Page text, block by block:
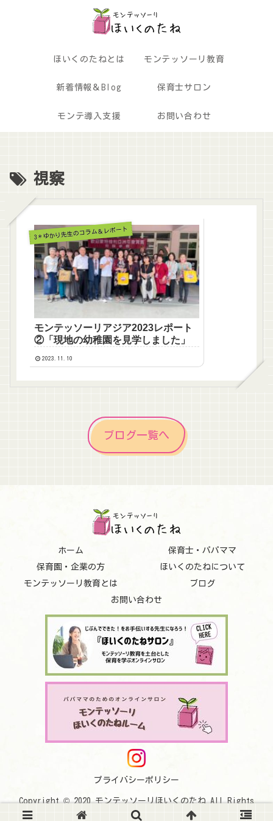
ほいくのたねとは モンテッソーリ教育
新着情報＆Blog 保育士サロン
モンテ導入支援 お問い合わせ
視察
3＊ゆかり先生のコラム＆レポート
モンテッソーリアジア2023レポート
②「現地の幼稚園を見学しました」
2023.11.10
ブログ一覧へ
ホーム
保育士・パパママ
保育園・企業の方
ほいくのたねについて
モンテッソーリ教育とは
ブログ
お問い合わせ
プライバシーポリシー
Copyright © 2020 モンテッソーリほいくのたね All Rights
Reserved.